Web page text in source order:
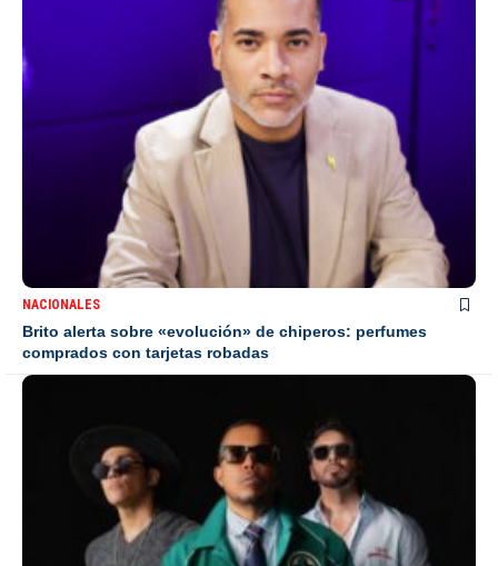
NACIONALES
Brito alerta sobre «evolución» de chiperos: perfumes
comprados con tarjetas robadas